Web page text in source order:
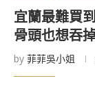
宜蘭最難買
骨頭也想吞
by 菲菲吳小姐